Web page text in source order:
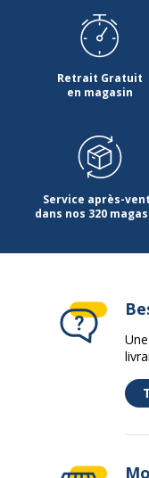
Retrait Gratuit
en magasin
Service après-
dans nos 320